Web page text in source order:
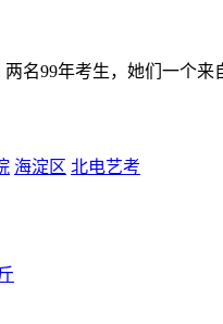
名99年考生，她们一个
海淀区 北电艺考